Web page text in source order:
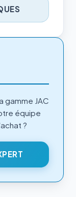
gamme JAC
équipe
?